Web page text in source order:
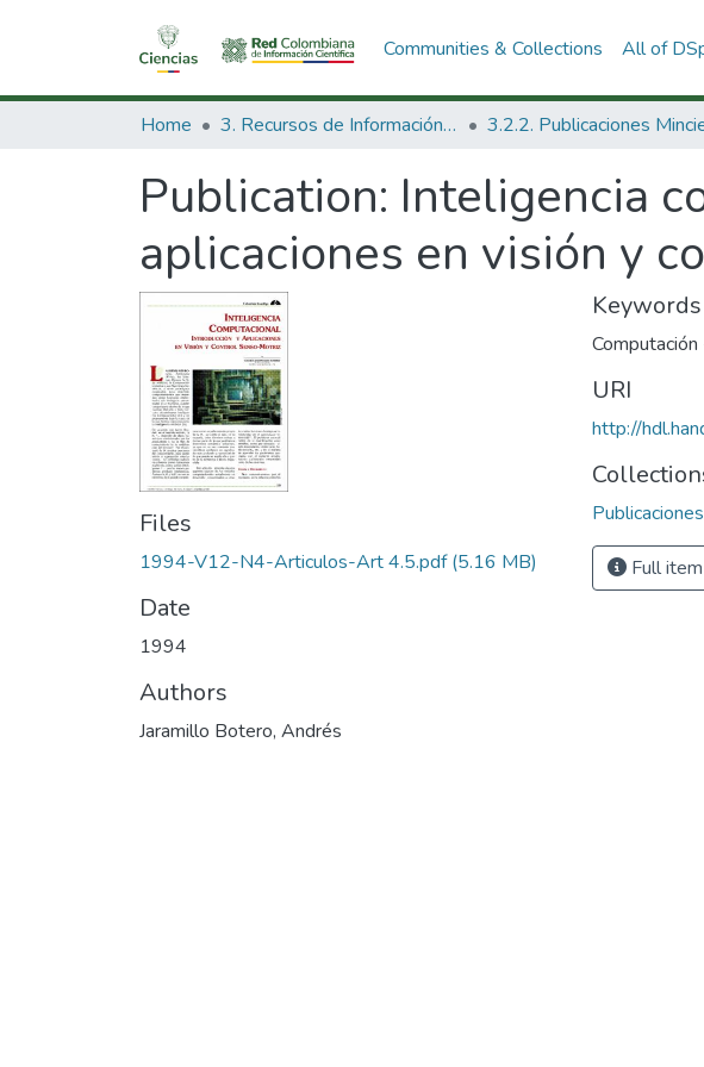
Communities & Collections All of
Home 3. Recursos de Información Científica y Tecnológica
Publication: Inteligencia
aplicaciones en visión y
Files
1994-V12-N4-Articulos-Art 4.5.pdf(5.16 MB)
Date
1994
Authors
Jaramillo Botero, Andrés
Keywords
URI
http://
Full